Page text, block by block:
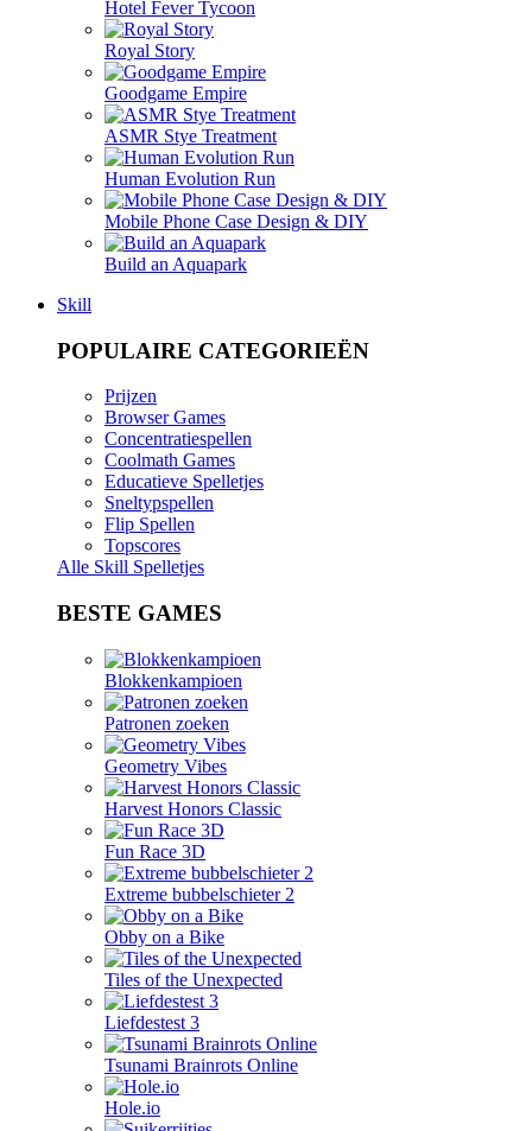
Hotel Fever Tycoon
Royal Story
Goodgame Empire
ASMR Stye Treatment
Human Evolution Run
Mobile Phone Case Design & DIY
Build an Aquapark
Skill
POPULAIRE CATEGORIEËN
Prijzen
Browser Games
Concentratiespellen
Coolmath Games
Educatieve Spelletjes
Sneltypspellen
Flip Spellen
Topscores
Alle Skill Spelletjes
BESTE GAMES
Blokkenkampioen
Patronen zoeken
Geometry Vibes
Harvest Honors Classic
Fun Race 3D
Extreme bubbelschieter 2
Obby on a Bike
Tiles of the Unexpected
Liefdestest 3
Tsunami Brainrots Online
Hole.io